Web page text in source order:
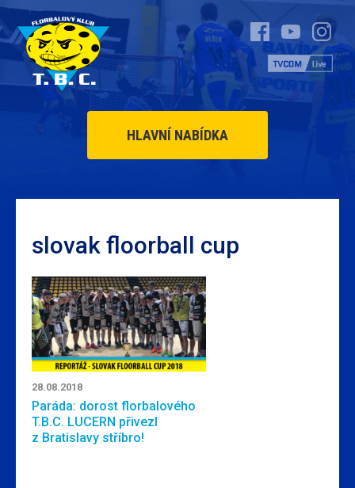
HLAVNÍ NABÍDKA
slovak floorball cup
28.08.2018
Paráda: dorost florbalového
T.B.C. LUCERN přivezl
z Bratislavy stříbro!